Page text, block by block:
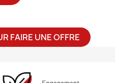
FAIRE UNE OFFRE